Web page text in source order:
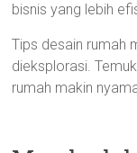
bisnis yang lebih
Tips desain rumah
dieksplorasi.
rumah makin